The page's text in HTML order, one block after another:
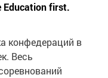
Education first.
конфедераций в
Весь